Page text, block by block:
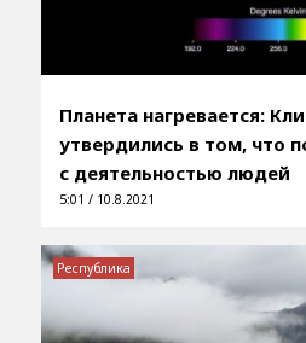
Планета нагревается:
утвердились в том, что
с деятельностью людей
5:01 / 10.8.2021
Республика